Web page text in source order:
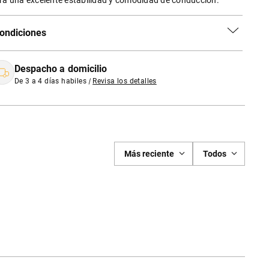
Despacho a domicilio
De 3 a 4 días habiles | Revisa los detalles
Más reciente Todos